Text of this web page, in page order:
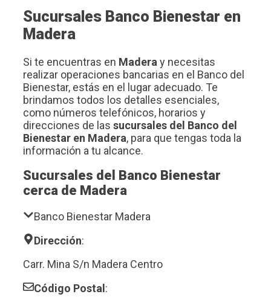
Sucursales Banco Bienestar en
Madera
Si te encuentras en Madera y necesitas
realizar operaciones bancarias en el Banco del
Bienestar, estás en el lugar adecuado. Te
brindamos todos los detalles esenciales,
como números telefónicos, horarios y
direcciones de las sucursales del Banco del
Bienestar en Madera, para que tengas toda la
información a tu alcance.
Sucursales del Banco Bienestar
cerca de Madera
Banco Bienestar Madera
Dirección:
Carr. Mina S/n Madera Centro
Código Postal: